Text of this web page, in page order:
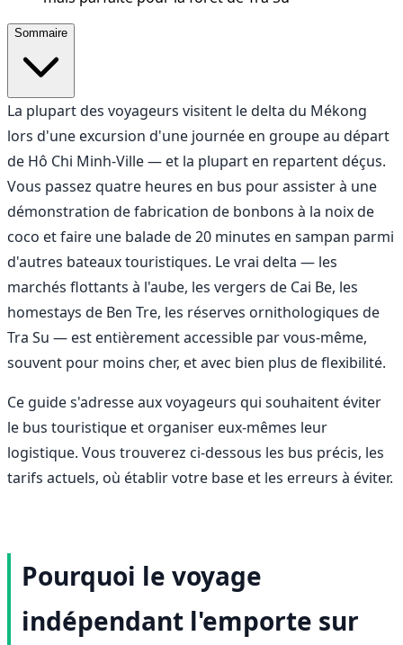
Sommaire
La plupart des voyageurs visitent le delta du Mékong
lors d'une excursion d'une journée en groupe au départ
de Hô Chi Minh-Ville — et la plupart en repartent déçus.
Vous passez quatre heures en bus pour assister à une
démonstration de fabrication de bonbons à la noix de
coco et faire une balade de 20 minutes en sampan parmi
d'autres bateaux touristiques. Le vrai delta — les
marchés flottants à l'aube, les vergers de Cai Be, les
homestays de Ben Tre, les réserves ornithologiques de
Tra Su — est entièrement accessible par vous-même,
souvent pour moins cher, et avec bien plus de flexibilité.
Ce guide s'adresse aux voyageurs qui souhaitent éviter
le bus touristique et organiser eux-mêmes leur
logistique. Vous trouverez ci-dessous les bus précis, les
tarifs actuels, où établir votre base et les erreurs à éviter.
Pourquoi le voyage
indépendant l'emporte sur